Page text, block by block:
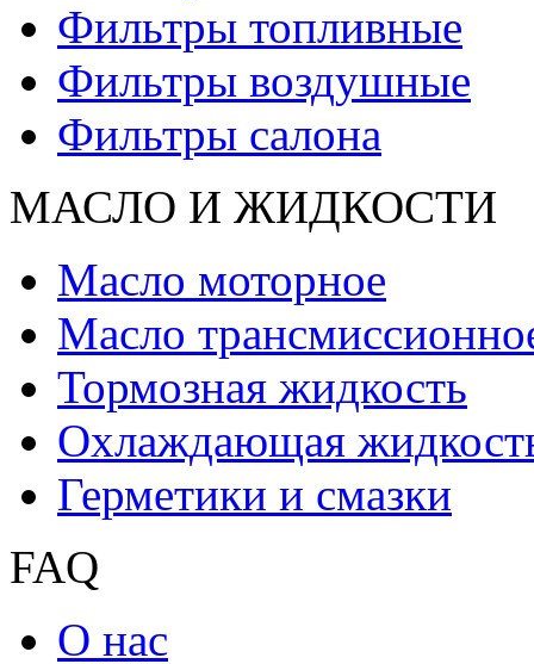
Фильтры топливные
Фильтры воздушные
Фильтры салона
МАСЛО И ЖИДКОCТИ
Масло моторное
Масло
Тормозная жидкость
Охлаждающая
Герметики и смазки
FAQ
О нас